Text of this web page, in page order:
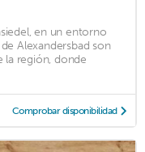
en un entorno
Alexandersbad son
la región, donde
Comprobar disponibilidad